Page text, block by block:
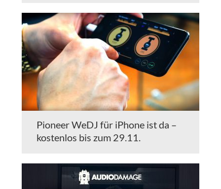
Pioneer WeDJ für iPhone ist da –
kostenlos bis zum 29.11.